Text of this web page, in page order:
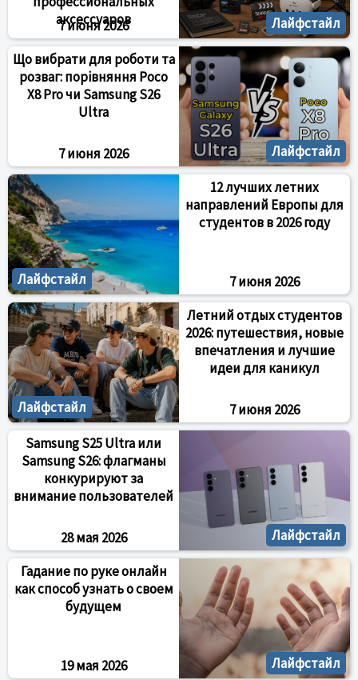
Лайфстайл
аксессуаров
7 июня 2026
Лайфстайл
Що вибрати для роботи та
розваг: порівняння Poco
X8 Pro чи Samsung S26
Ultra
7 июня 2026
Лайфстайл
12 лучших летних
направлений Европы для
студентов в 2026 году
7 июня 2026
Лайфстайл
Летний отдых студентов
2026: путешествия, новые
впечатления и лучшие
идеи для каникул
7 июня 2026
Лайфстайл
Samsung S25 Ultra или
Samsung S26: флагманы
конкурируют за
внимание пользователей
28 мая 2026
Лайфстайл
Гадание по руке онлайн
как способ узнать о своем
будущем
19 мая 2026